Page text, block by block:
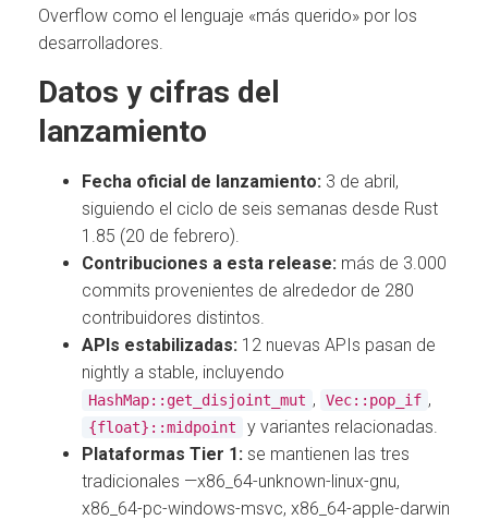
Overflow como el lenguaje «más querido» por los
desarrolladores.
Datos y cifras del
lanzamiento
Fecha oficial de lanzamiento: 3 de abril,
siguiendo el ciclo de seis semanas desde Rust
1.85 (20 de febrero).
Contribuciones a esta release: más de 3.000
commits provenientes de alrededor de 280
contribuidores distintos.
APIs estabilizadas: 12 nuevas APIs pasan de
nightly a stable, incluyendo
HashMap::get_disjoint_mut , Vec::pop_if ,
{float}::midpoint
y variantes relacionadas.
Plataformas Tier 1: se mantienen las tres
tradicionales —x86_64-unknown-linux-gnu,
x86_64-pc-windows-msvc, x86_64-apple-darwin